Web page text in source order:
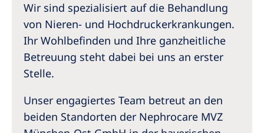
Wir sind spezialisiert auf die Behandlung
von Nieren- und Hochdruckerkrankungen.
Ihr Wohlbefinden und Ihre ganzheitliche
Betreuung steht dabei bei uns an erster
Stelle.
Unser engagiertes Team betreut an den
beiden Standorten der Nephrocare MVZ